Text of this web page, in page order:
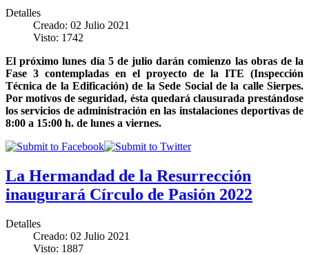
Detalles
Creado: 02 Julio 2021
Visto: 1742
El próximo lunes día 5 de julio darán comienzo las obras de la
Fase 3 contempladas en el proyecto de la ITE (Inspección
Técnica de la Edificación) de la Sede Social de la calle Sierpes.
Por motivos de seguridad, ésta quedará clausurada prestándose
los servicios de administración en las instalaciones deportivas de
8:00 a 15:00 h. de lunes a viernes.
La Hermandad de la Resurrección
inaugurará Círculo de Pasión 2022
Detalles
Creado: 02 Julio 2021
Visto: 1887